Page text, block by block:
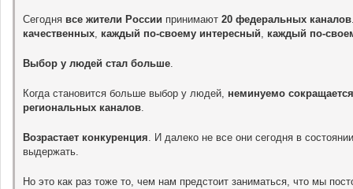
Сегодня все жители России принимают 20 федеральных каналов
качественных, каждый по-своему интересный, каждый по-
Выбор у людей стал больше.
Когда становится больше выбор у людей, неминуемо
региональных каналов.
Возрастает конкуренция. И далеко не все они сегодня в
выдержать.
Но это как раз тоже то, чем нам предстоит заниматься, что мы